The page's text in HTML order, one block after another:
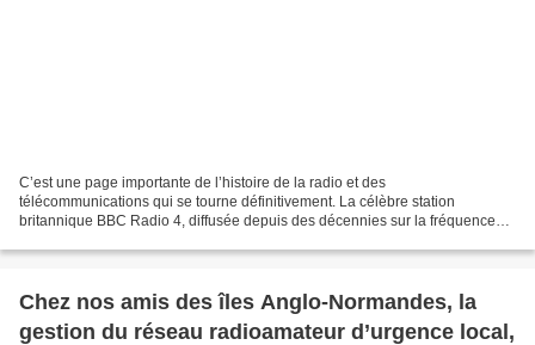
C’est une page importante de l’histoire de la radio et des
télécommunications qui se tourne définitivement. La célèbre station
britannique BBC Radio 4, diffusée depuis des décennies sur la fréquence
Chez nos amis des îles Anglo-Normandes, la
gestion du réseau radioamateur d’urgence local,